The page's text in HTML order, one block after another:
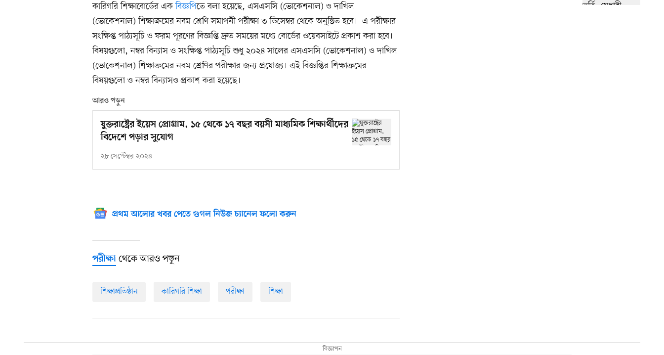
কারিগরি শিক্ষাবোর্ডের একবিজ্ঞপিতে বলা হয়েছে, এসএসসি (ভোকেশনাল) ও দাখিল
(ভোকেশনাল) শিক্ষাক্রমের নবম শ্রেণি সমাপনী পরীক্ষা ৩ ডিসেম্বর থেকে অনুষ্ঠিত হবে। এ পরীক্ষার
সংক্ষিপ্ত পাঠ্যসূচি ও ফরম পূরণের বিজ্ঞপ্তি দ্রুত সময়ের মধ্যে বোর্ডের ওয়েবসাইটে প্রকাশ করা হবে।
বিষয়গুলো, নম্বর বিন্যাস ও সংক্ষিপ্ত পাঠ্যসূচি শুধু ২০২৪ সালের এসএসসি (ভোকেশনাল) ও দাখিল
(ভোকেশনাল) শিক্ষাক্রমের নবম শ্রেণির পরীক্ষার জন্য প্রযোজ্য। এই বিজ্ঞপ্তির শিক্ষাক্রমের
বিষয়গুলো ও নম্বর বিন্যাসও প্রকাশ করা হয়েছে।
আরও পড়ুন
যুক্তরাষ্ট্রের ইয়েস প্রোগ্রাম, ১৫ থেকে ১৭ বছর বয়সী মাধ্যমিক শিক্ষার্থীদের
বিদেশে পড়ার সুযোগ
২৮ সেপ্টেম্বর ২০২৪
প্রথম আলোর খবর পেতে গুগল নিউজ চ্যানেল ফলো করুন
পরীক্ষা থেকে আরও পড়ুন
শিক্ষাপ্রতিষ্ঠান কারিগরি শিক্ষা পরীক্ষা শিক্ষা